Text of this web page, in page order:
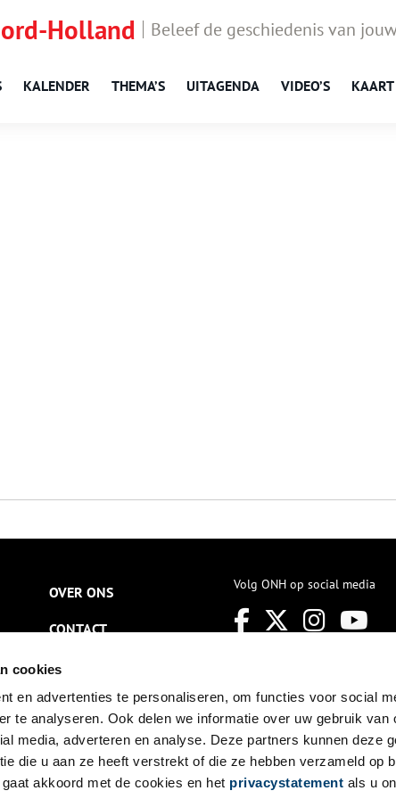
cookies
en advertenties te personaliseren, om functies voor social
te analyseren. Ook delen we informatie over uw gebruik van
media, adverteren en analyse. Deze partners kunnen deze
die u aan ze heeft verstrekt of die ze hebben verzameld op
akkoord met de cookies en het privacystatement als u
Holland Beleef de geschiedenis van
KALENDER THEMA’S UITAGENDA VIDEO’S KAART
OVER ONS
CONTACT
NIEUWSBRIEF
DISCLAIMER
PRIVACY
TOEGANKELIJKHEID
Volg ONH op social media